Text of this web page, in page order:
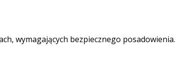
wymagających bezpiecznego posadowienia.